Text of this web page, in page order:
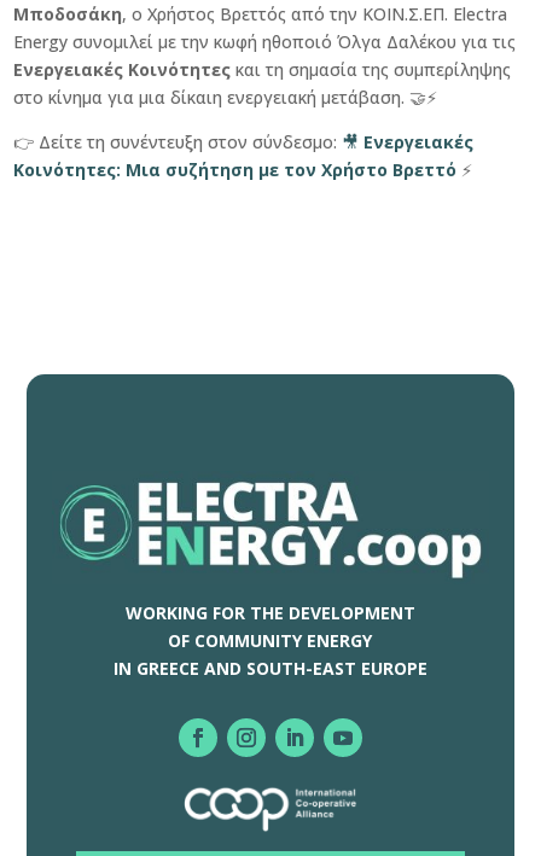
Μποδοσάκη, ο Χρήστος Βρεττός από την ΚΟΙΝ.Σ.ΕΠ. Electra
Energy συνομιλεί με την κωφή ηθοποιό Όλγα Δαλέκου για τις
Ενεργειακές Κοινότητες και τη σημασία της συμπερίληψης
στο κίνημα για μια δίκαιη ενεργειακή μετάβαση. 🤝⚡️
👉 Δείτε τη συνέντευξη στον σύνδεσμο: 🎥 Ενεργειακές
Κοινότητες: Μια συζήτηση με τον Χρήστο Βρεττό ⚡
WORKING FOR THE DEVELOPMENT
OF COMMUNITY ENERGY
IN GREECE AND SOUTH-EAST EUROPE